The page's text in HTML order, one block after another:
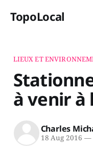
TopoLocal
LIEUX ET
à venir à
Charles
18 Aug 2016 —